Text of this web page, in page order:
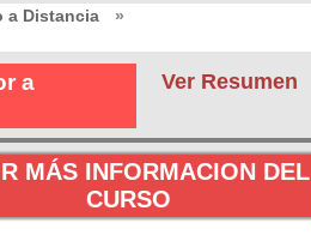
a Distancia
»
Ver Resumen
a
MÁS INFORMACION DEL
CURSO